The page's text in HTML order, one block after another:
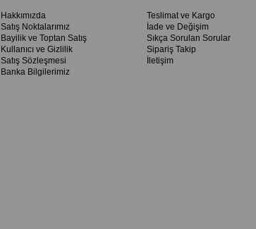
Hakkımızda
Satış Noktalarımız
Bayilik ve Toptan Satış
Kullanıcı ve Gizlilik
Satış Sözleşmesi
Banka Bilgilerimiz
Teslimat ve Kargo
İade ve Değişim
Sıkça Sorulan Sorular
Sipariş Takip
İletişim